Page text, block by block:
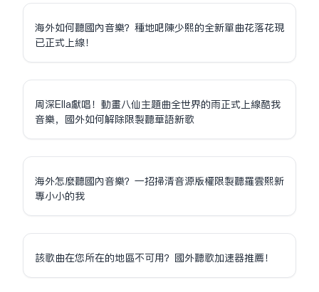
海外如何聽國內音樂？種地吧陳少熙的全新單曲花落花現
已正式上線！
周深Ella獻唱！動畫八仙主題曲全世界的雨正式上線酷我
音樂，國外如何解除限制聽華語新歌
海外怎麼聽國內音樂？一招掃清音源版權限制聽羅雲熙新
專小小的我
該歌曲在您所在的地區不可用？國外聽歌加速器推薦！